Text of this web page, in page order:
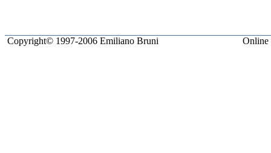
Copyright© 1997-2006 Emiliano Bruni Online